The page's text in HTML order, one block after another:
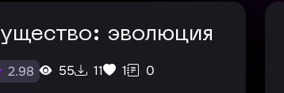
Существо: эволюция
2.98 55 11 1 0